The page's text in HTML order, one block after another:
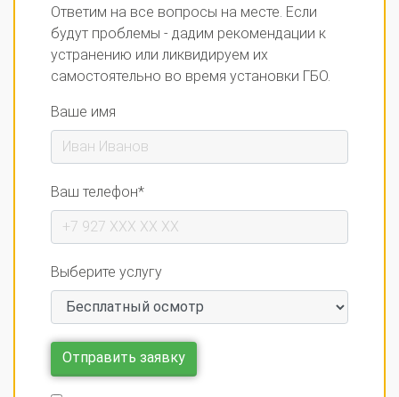
Ответим на все вопросы на месте. Если
будут проблемы - дадим рекомендации к
устранению или ликвидируем их
самостоятельно во время установки ГБО.
Ваше имя
Ваш телефон*
Выберите услугу